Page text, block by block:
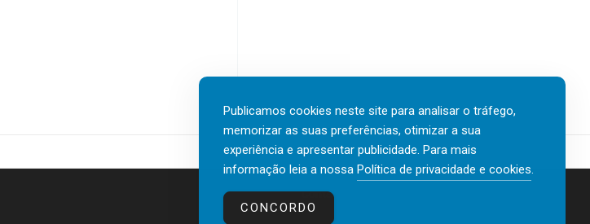
Contactos
Publicamos cookies neste site para analisar o tráfego,
memorizar as suas preferências, otimizar a sua
experiência e apresentar publicidade. Para mais
informação leia a nossa Política de privacidade e cookies.
CONCORDO